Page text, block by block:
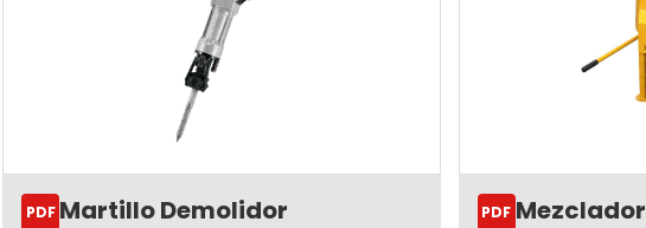
PDF Martillo Demolidor PDF Mezclador